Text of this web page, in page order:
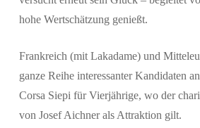
hohe Wertschätzung genießt.
Frankreich (mit Lakadame) und
ganze Reihe interessanter Kandidaten
Corsa Siepi für Vierjährige, wo der
von Josef Aichner als Attraktion gilt.